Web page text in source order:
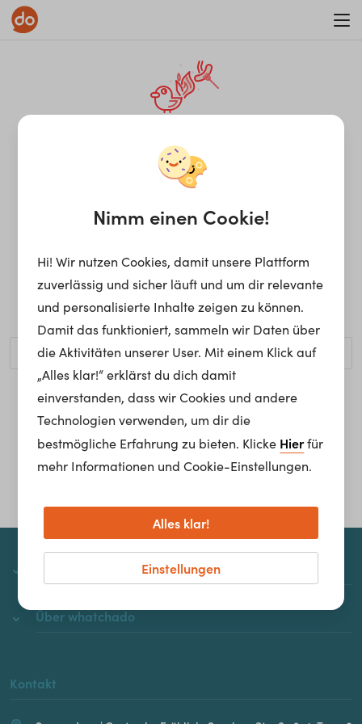
¡Ay, caramba! Seite nicht
gefunden.
Ups, die gewünschte Seite kann nicht gefunden werden.
Möchtest du nach einem bestimmten Begriff suchen?
Homepage
Über whatchado
Kontakt
Nimm einen Cookie!
Hi! Wir nutzen Cookies, damit unsere Plattform
zuverlässig und sicher läuft und um dir relevante
und personalisierte Inhalte zeigen zu können.
Damit das funktioniert, sammeln wir Daten über
die Aktivitäten unserer User. Mit einem Klick auf
„Alles klar!“ erklärst du dich damit
einverstanden, dass wir Cookies und andere
Technologien verwenden, um dir die
bestmögliche Erfahrung zu bieten. Klicke Hierfür
mehr Informationen und Cookie-Einstellungen.
Einstellungen
Alles klar!